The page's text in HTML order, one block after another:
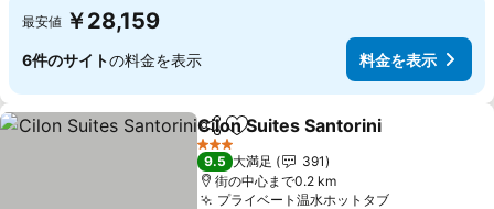
最安値 ￥28,159
6件のサイトの料金を表示 料金を表示
シェアお気に入りに追加
Cilon Suites Santorini
3 ホテルのランク
9.5 大満足
391
街の中心まで0.2 km
プライベート温水ホットタブ